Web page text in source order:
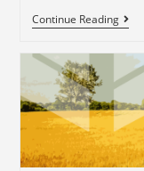
Continue Reading2026-
05
教
動
態